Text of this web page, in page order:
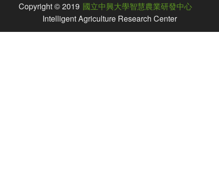
Copyright © 2019 國立中興大學智慧農業研發中心
Intelligent Agriculture Research Center